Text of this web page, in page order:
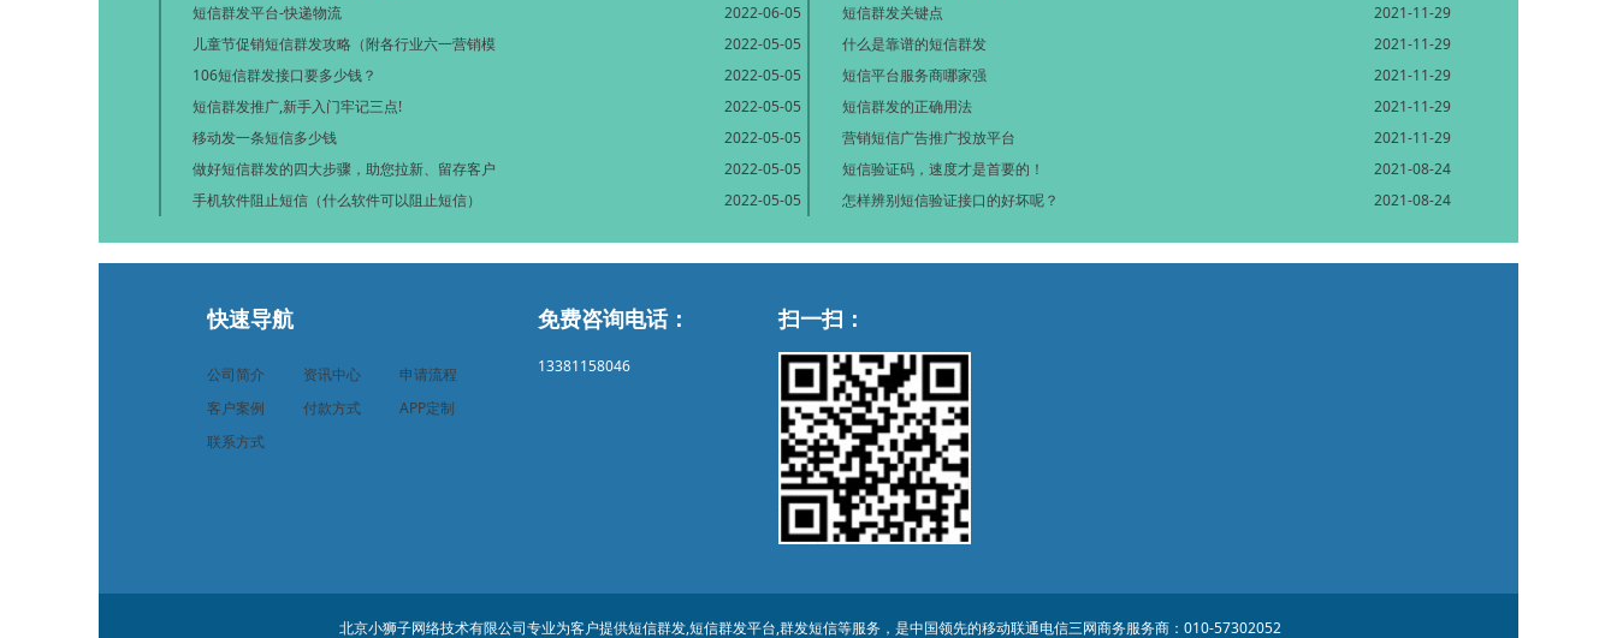
短信群发平台-快递物流
2022-06-05
儿童节促销短信群发攻略（附各行业六一营销模
2022-05-05
106短信群发接口要多少钱？
2022-05-05
短信群发推广,新手入门牢记三点!
2022-05-05
移动发一条短信多少钱
2022-05-05
做好短信群发的四大步骤，助您拉新、留存客户
2022-05-05
手机软件阻止短信（什么软件可以阻止短信）
2022-05-05
短信群发关键点
2021-11-29
什么是靠谱的短信群发
2021-11-29
短信平台服务商哪家强
2021-11-29
短信群发的正确用法
2021-11-29
营销短信广告推广投放平台
2021-11-29
短信验证码，速度才是首要的！
2021-08-24
怎样辨别短信验证接口的好坏呢？
2021-08-24
快速导航
公司简介 资讯中心
申请流程
客户案例
付款方式
APP定制
联系方式
免费咨询电话：
13381158046
扫一扫：
北京小狮子网络技术有限公司专业为客户提供短信群发,短信群发平台,群发短信等服务，是中国领先的移动联通电信三网商务服务商：010-57302052